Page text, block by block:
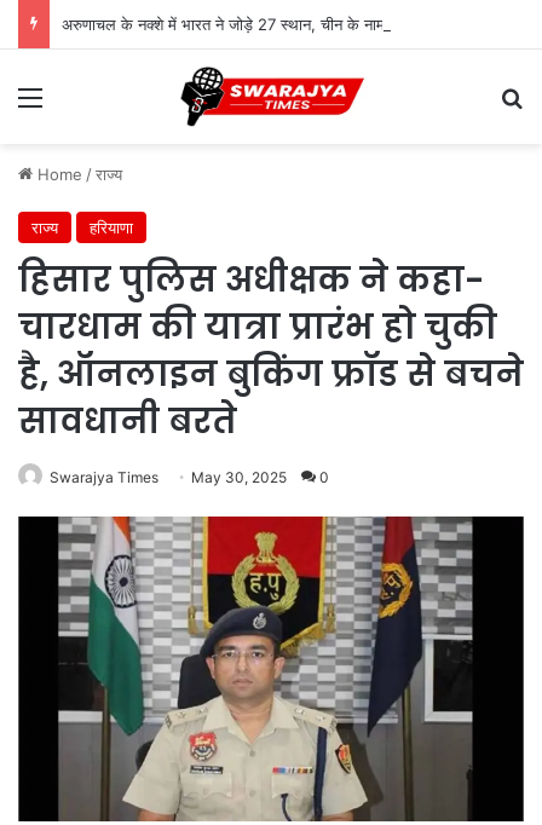
Menu
Home /राज्य
राज्य हरियाणा
हिसार पुलिस अधीक्षक ने कहा-
चारधाम की यात्रा प्रारंभ हो चुकी
है, ऑनलाइन बुकिंग फ्रॉड से बचने
सावधानी बरते
Swarajya Times May 30, 2025 0